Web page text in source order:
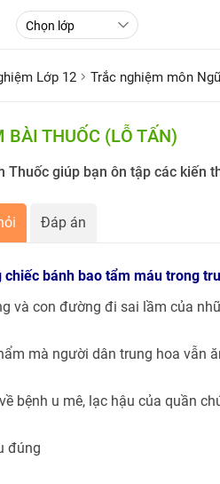
Lớp 12 Trắc nghiệm môn
BÀI THUỐC (LỖ TẤN)
Thuốc giúp bạn ôn tập các kiến
Đáp án
chiếc bánh bao tẩm máu trong
và con đường đi sai lầm của
mà người dân trung hoa vẫn
bệnh u mê, lạc hậu của quần
đúng